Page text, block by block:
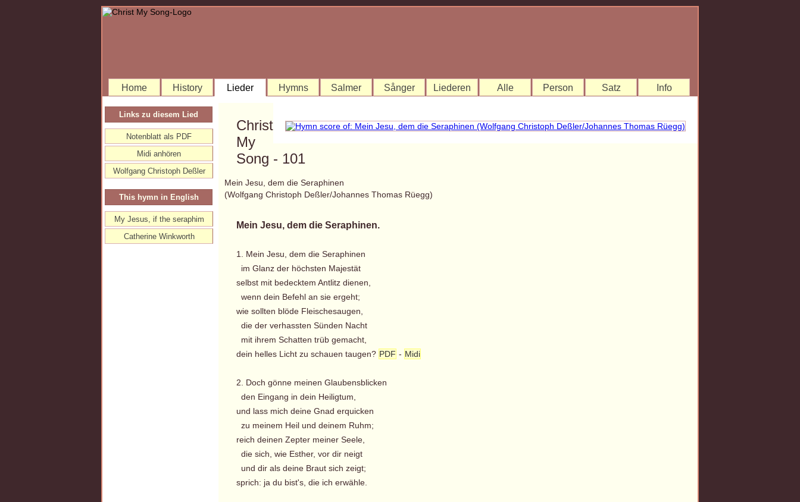
Home History Lieder Hymns Salmer Sånger Liederen Alle Person Satz Info
Christ
My
Song - 101
Mein Jesu, dem die Seraphinen
(Wolfgang Christoph Deßler/Johannes Thomas Rüegg)
Mein Jesu, dem die Seraphinen.
1. Mein Jesu, dem die Seraphinen
im Glanz der höchsten Majestät
selbst mit bedecktem Antlitz dienen,
wenn dein Befehl an sie ergeht;
wie sollten blöde Fleischesaugen,
die der verhassten Sünden Nacht
mit ihrem Schatten trüb gemacht,
dein helles Licht zu schauen taugen? PDF - Midi
2. Doch gönne meinen Glaubensblicken
den Eingang in dein Heiligtum,
und lass mich deine Gnad erquicken
zu meinem Heil und deinem Ruhm;
reich deinen Zepter meiner Seele,
die sich, wie Esther, vor dir neigt
und dir als deine Braut sich zeigt;
sprich: ja du bist's, die ich erwähle.
Links zu diesem Lied
Notenblatt als PDF
Midi anhören
Wolfgang Christoph Deßler
This hymn in English
My Jesus, if the seraphim
Catherine Winkworth